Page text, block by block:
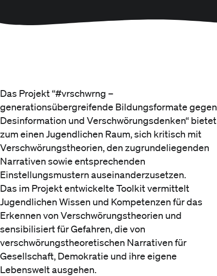
Das Projekt “#vrschwrng –
generationsübergreifende Bildungsformate gegen
Desinformation und Verschwörungsdenken“ bietet
zum einen Jugendlichen Raum, sich kritisch mit
Verschwörungstheorien, den zugrundeliegenden
Narrativen sowie entsprechenden
Einstellungsmustern auseinanderzusetzen.
Das im Projekt entwickelte Toolkit vermittelt
Jugendlichen Wissen und Kompetenzen für das
Erkennen von Verschwörungstheorien und
sensibilisiert für Gefahren, die von
verschwörungstheoretischen Narrativen für
Gesellschaft, Demokratie und ihre eigene
Lebenswelt ausgehen.